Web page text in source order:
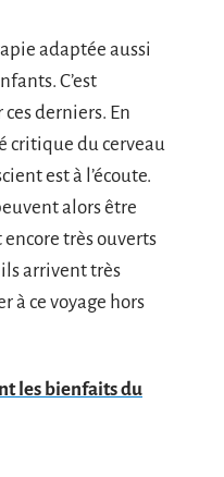
adaptée aussi
C’est
derniers. En
critique du cerveau
est à l’écoute.
alors être
très ouverts
arrivent très
à ce voyage hors
les bienfaits du